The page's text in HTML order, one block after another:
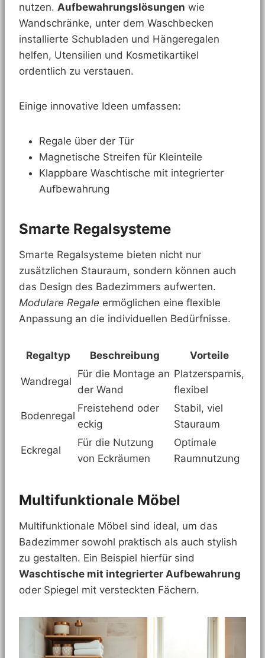
nutzen. Aufbewahrungslösungen wie
Wandschränke, unter dem Waschbecken
installierte Schubladen und Hängeregalen
helfen, Utensilien und Kosmetikartikel
ordentlich zu verstauen.
Einige innovative Ideen umfassen:
Regale über der Tür
Magnetische Streifen für Kleinteile
Klappbare Waschtische mit integrierter
Aufbewahrung
Smarte Regalsysteme
Smarte Regalsysteme bieten nicht nur
zusätzlichen Stauraum, sondern können auch
das Design des Badezimmers aufwerten.
Modulare Regale ermöglichen eine flexible
Anpassung an die individuellen Bedürfnisse.
Regaltyp Beschreibung Vorteile
Wandregal
Für die Montage an
der Wand
Platzersparnis,
flexibel
Bodenregal
Freistehend oder
eckig
Stabil, viel
Stauraum
Eckregal
Für die Nutzung
von Eckräumen
Optimale
Raumnutzung
Multifunktionale Möbel
Multifunktionale Möbel sind ideal, um das
Badezimmer sowohl praktisch als auch stylish
zu gestalten. Ein Beispiel hierfür sind
Waschtische mit integrierter Aufbewahrung
oder Spiegel mit versteckten Fächern.